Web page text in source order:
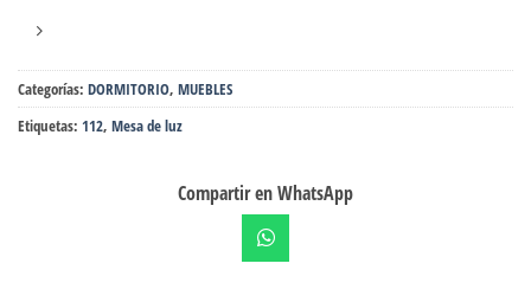
Categorías: DORMITORIO, MUEBLES
Etiquetas: 112, Mesa de luz
Compartir en WhatsApp